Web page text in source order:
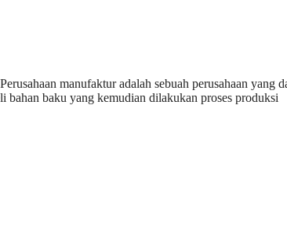
manufaktur adalah sebuah perusahaan yang
bahan baku yang kemudian dilakukan proses produksi